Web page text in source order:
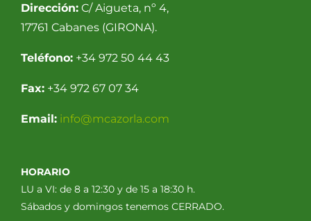
Dirección:C/ Aigueta, nº 4,
17761 Cabanes (GIRONA).
Teléfono:+34 972 50 44 43
Fax:+34 972 67 07 34
Email: info@mcazorla.com
HORARIO
LU a VI: de 8 a 12:30 y de 15 a 18:30 h.
Sábados y domingos tenemos CERRADO.